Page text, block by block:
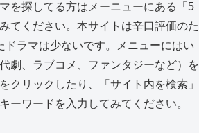
を探してる方はメーニューにある「5
てください。本サイトは辛口評価のた
ドラマは少ないです。メニューにはい
劇、ラブコメ、ファンタジーなど）を
クリックしたり、「サイト内を検索」
ーワードを入力してみてください。